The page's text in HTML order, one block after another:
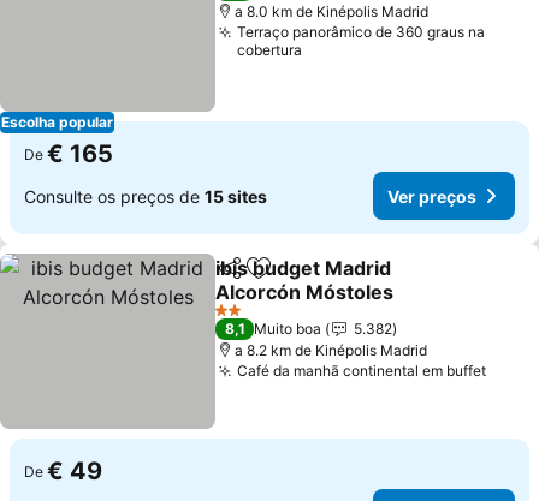
Escolha popular
a 8.0 km de Kinépolis Madrid
Terraço panorâmico de 360 graus na
cobertura
De € 165
Consulte os preços de 15 sites Ver preços
PartilharAdicionar aos favoritos
ibis budget Madrid
Alcorcón Móstoles
2 Estrelas
8,1 Muito boa
5.382
a 8.2 km de Kinépolis Madrid
Café da manhã continental em buffet
De € 49